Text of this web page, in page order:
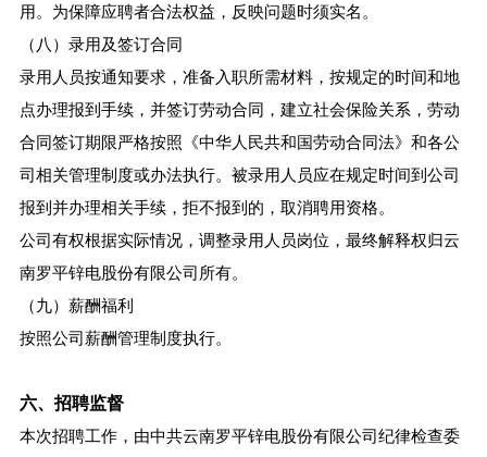
用。为保障应聘者合法权益，反映问题时须实名。
（八）录用及签订合同
录用人员按通知要求，准备入职所需材料，按规定的时间和地
点办理报到手续，并签订劳动合同，建立社会保险关系，劳动
合同签订期限严格按照《中华人民共和国劳动合同法》和各公
司相关管理制度或办法执行。被录用人员应在规定时间到公司
报到并办理相关手续，拒不报到的，取消聘用资格。
公司有权根据实际情况，调整录用人员岗位，最终解释权归云
南罗平锌电股份有限公司所有。
（九）薪酬福利
按照公司薪酬管理制度执行。
六、招聘监督
本次招聘工作，由中共云南罗平锌电股份有限公司纪律检查委